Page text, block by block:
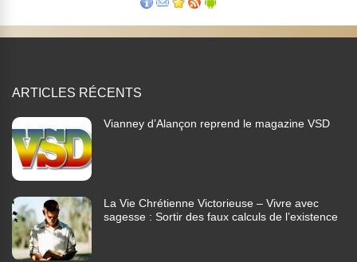
ARTICLES RÉCENTS
Vianney d’Alançon reprend le magazine VSD
La Vie Chrétienne Victorieuse – Vivre avec
sagesse : Sortir des faux calculs de l’existence